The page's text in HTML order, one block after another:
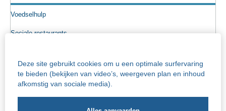
Deze site gebruikt cookies om u een optimale surfervaring
te bieden (bekijken van video’s, weergeven plan en inhoud
afkomstig van sociale media).
Voedselhulp
Sociale restaurants
Sociale kruidenier